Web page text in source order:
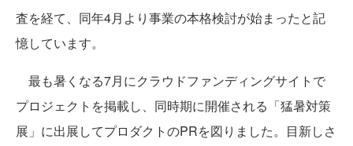
査を経て、同年4月より事業の本格検討が始まったと記
憶しています。
最も暑くなる7月にクラウドファンディングサイトで
プロジェクトを掲載し、同時期に開催される「猛暑対策
展」に出展してプロダクトのPRを図りました。目新しさ